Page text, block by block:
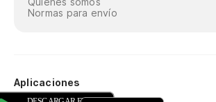
Normas para envío
Aplicaciones